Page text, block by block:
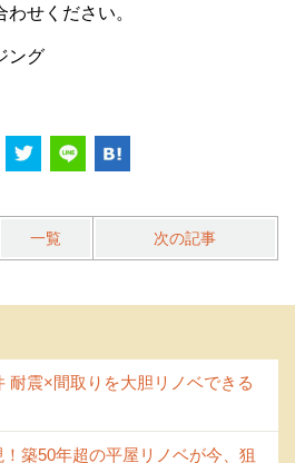
せください。
ング
一覧 次の記事
耐震×間取りを大胆リノベできる
築50年超の平屋リノベが今、狙